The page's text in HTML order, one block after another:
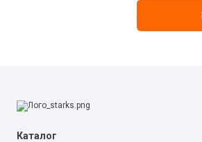
Каталог